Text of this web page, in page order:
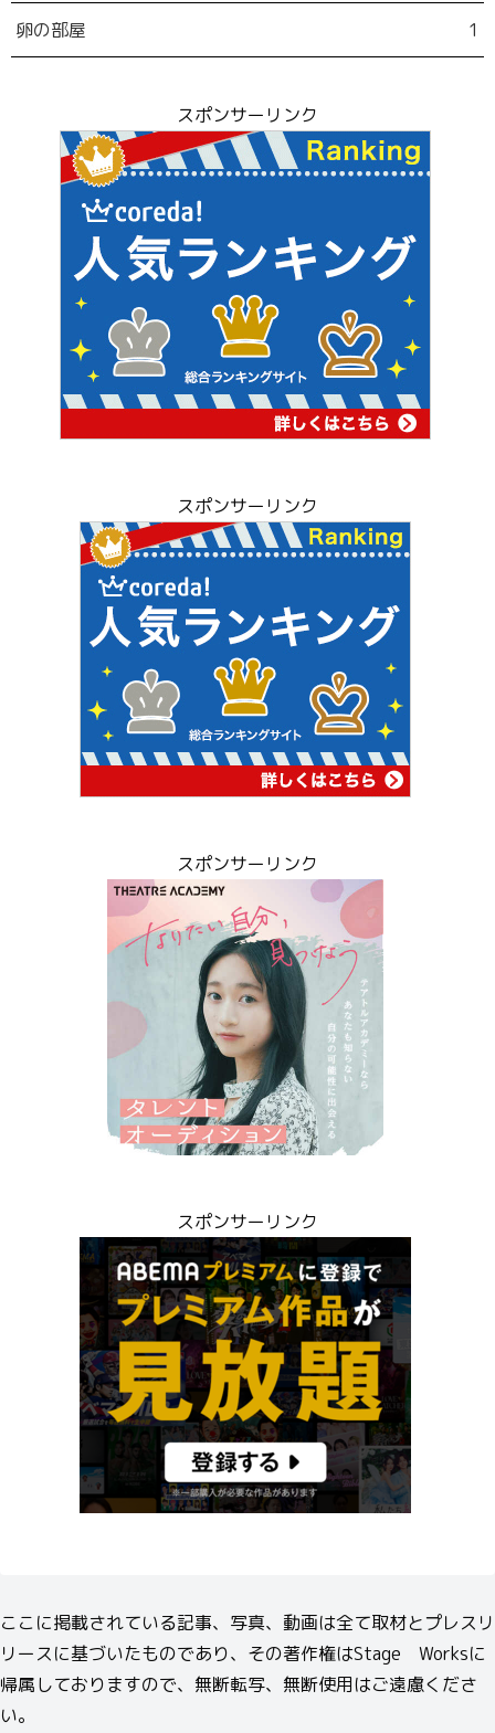
卵の部屋 1
スポンサーリンク
スポンサーリンク
スポンサーリンク
スポンサーリンク
ここに掲載されている記事、写真、動画は全て取材とプレスリ
リースに基づいたものであり、その著作権はStage Worksに
帰属しておりますので、無断転写、無断使用はご遠慮くださ
い。